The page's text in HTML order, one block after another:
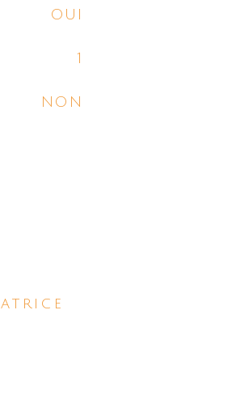
OUI
1
NON